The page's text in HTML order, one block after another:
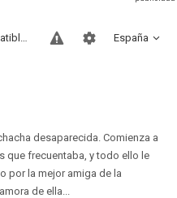
España
Sitios compatibles
desaparecida. Comienza a
que frecuentaba, y todo ello le
por la mejor amiga de la
de ella...